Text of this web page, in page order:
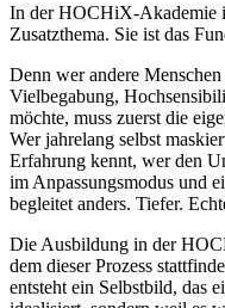
In der HOCHiX-Akademie
Zusatzthema. Sie ist das
Denn wer andere
Vielbegabung,
möchte, muss zuerst die
Wer jahrelang selbst
Erfahrung kennt, wer den
im Anpassungsmodus und
begleitet anders. Tiefer.
Die Ausbildung in der
dem dieser Prozess
entsteht ein Selbstbild, das